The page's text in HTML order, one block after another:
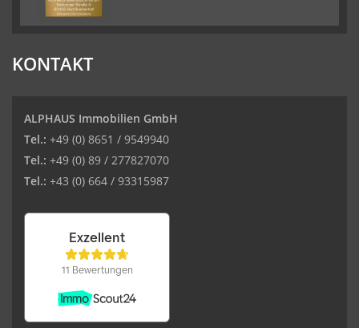
KONTAKT
ALPHAUS Immobilien GmbH
Tel.: +49 (0) 8651 / 9549940
Tel.: +49 (0) 89 / 277827070
Tel.: +43 (0) 664 / 93315987